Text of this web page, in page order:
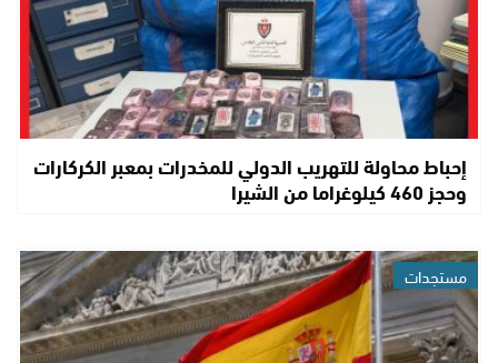
إحباط محاولة للتهريب الدولي للمخدرات بمعبر الكركارات
وحجز 460 كيلوغراما من الشيرا
مستجدات